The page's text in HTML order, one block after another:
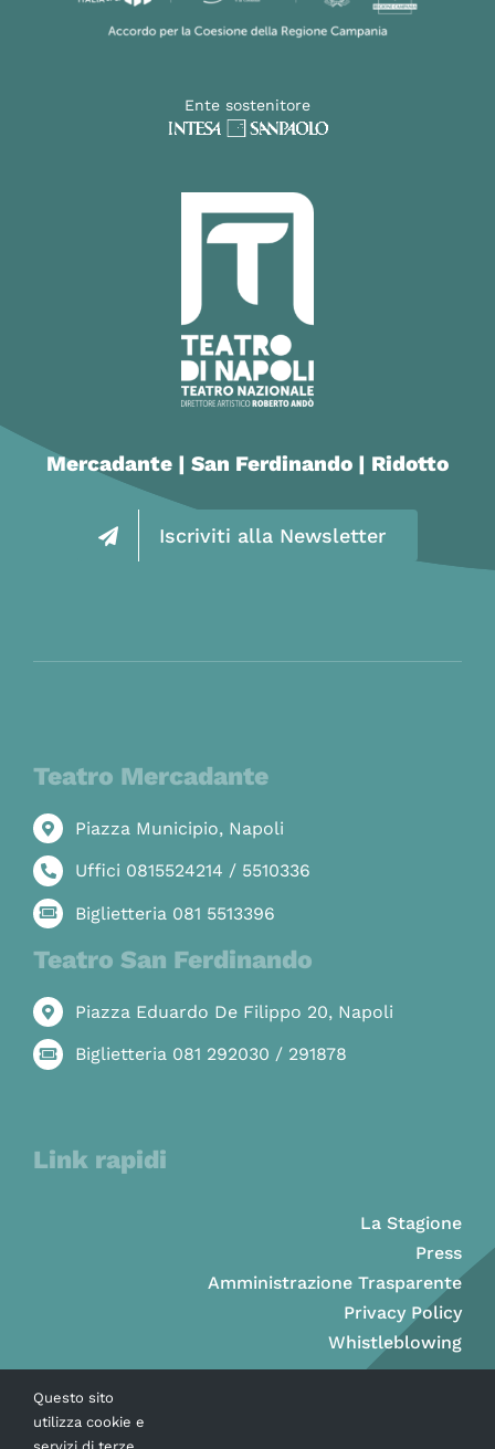
Ente sostenitore
Mercadante | San Ferdinando | Ridotto
Iscriviti alla Newsletter
Teatro Mercadante
Piazza Municipio, Napoli
Uffici 0815524214 / 5510336
Biglietteria 081 5513396
Teatro San Ferdinando
Piazza Eduardo De Filippo 20, Napoli
Biglietteria 081 292030 / 291878
Link rapidi
La Stagione
Press
Amministrazione Trasparente
Privacy Policy
Whistleblowing
Questo sito
utilizza cookie e